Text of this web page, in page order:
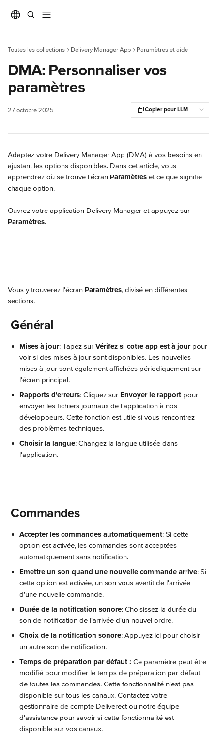
Toutes les collections Delivery Manager App Paramètres et aide
DMA: Personnaliser vos
paramètres
27 octobre 2025 Copier pour LLM
Adaptez votre Delivery Manager App (DMA) à vos besoins en
ajustant les options disponibles. Dans cet article, vous
apprendrez où se trouve l'écran Paramètres et ce que signifie
chaque option.
Ouvrez votre application Delivery Manager et appuyez sur
Paramètres.
Vous y trouverez l'écran Paramètres, divisé en différentes
sections.
Général
Mises à jour: Tapez sur Vérifez si cotre app est à jour pour
voir si des mises à jour sont disponibles. Les nouvelles
mises à jour sont également affichées périodiquement sur
l'écran principal.
Rapports d'erreurs: Cliquez sur Envoyer le rapport pour
envoyer les fichiers journaux de l'application à nos
développeurs. Cette fonction est utile si vous rencontrez
des problèmes techniques.
Choisir la langue: Changez la langue utilisée dans
l'application.
Commandes
Accepter les commandes automatiquement: Si cette
option est activée, les commandes sont acceptées
automatiquement sans notification.
Emettre un son quand une nouvelle commande arrive: Si
cette option est activée, un son vous avertit de l'arrivée
d'une nouvelle commande.
Durée de la notification sonore: Choisissez la durée du
son de notification de l'arrivée d'un nouvel ordre.
Choix de la notification sonore: Appuyez ici pour choisir
un autre son de notification.
Temps de préparation par défaut : Ce paramètre peut être
modifié pour modifier le temps de préparation par défaut
de toutes les commandes. Cette fonctionnalité n'est pas
disponible sur tous les canaux. Contactez votre
gestionnaire de compte Deliverect ou notre équipe
d'assistance pour savoir si cette fonctionnalité est
disponible sur vos canaux.